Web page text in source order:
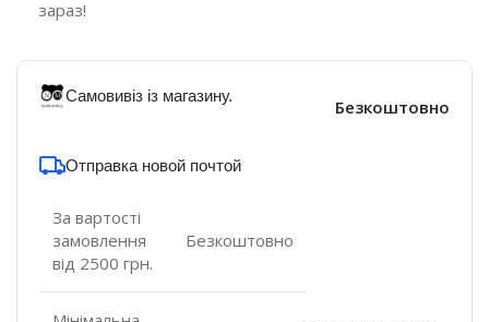
зараз!
Самовивіз із магазину.
Безкоштовно
Отправка новой почтой
За вартості
замовлення
від 2500 грн.
Безкоштовно